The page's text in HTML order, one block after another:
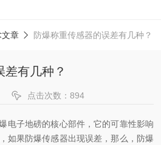
文章 防爆称重传感器的误差有几种？
差有几种？
点击次数：894
电子地磅的核心部件，它的可靠性影响
如果防爆传感器出现误差，那么，防爆